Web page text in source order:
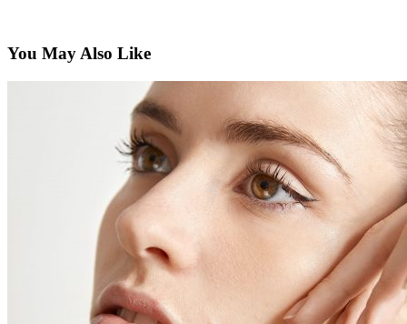
You May Also Like